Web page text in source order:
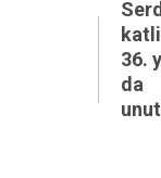
post:
36.
da